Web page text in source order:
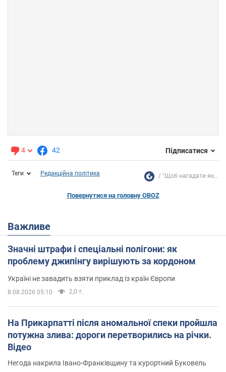
4 42 Підписатися
Теги Редакційна політика "Щоб нагадати як...
Повернутися на головну OBOZ
Важливе
Значні штрафи і спеціальні полігони: як
проблему джипінгу вирішують за кордоном
Україні не завадить взяти приклад із країн Європи
8.08.2026 05:10 2,0 т.
На Прикарпатті після аномальної спеки пройшла
потужна злива: дороги перетворились на річки.
Відео
Негода накрила Івано-Франківщину та курортний Буковель